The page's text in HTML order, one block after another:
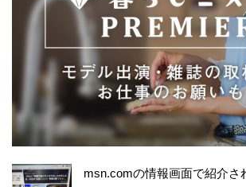
msn.comの情報画面で紹介さ